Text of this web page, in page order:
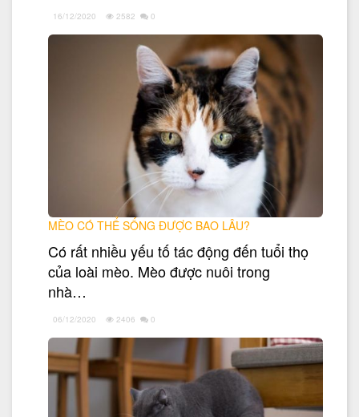
16/12/2020 2582 0
MÈO CÓ THỂ SỐNG ĐƯỢC BAO LÂU?
Có rất nhiều yếu tố tác động đến tuổi thọ
của loài mèo. Mèo được nuôi trong
nhà…
06/12/2020 2406 0